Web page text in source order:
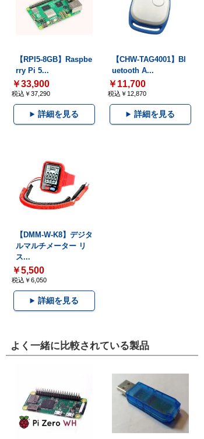
【RPI5-8GB】Raspbe
rry Pi 5...
￥33,900
税込￥37,290
詳細を見る
【CHW-TAG4001】Bl
uetooth A...
￥11,700
税込￥12,870
詳細を見る
【DMM-W-K8】デジタ
ルマルチメーター リ
ス...
￥5,500
税込￥6,050
詳細を見る
よく一緒に比較されている製品